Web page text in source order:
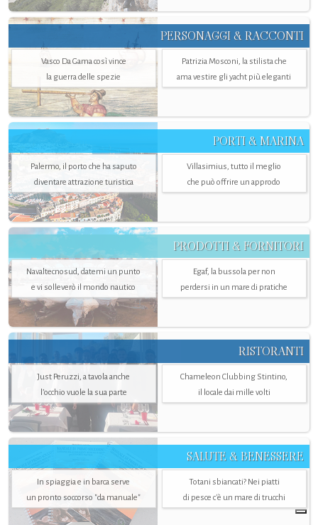
PERSONAGGI & RACCONTI
Vasco Da Gama così vince
la guerra delle spezie
Patrizia Mosconi, la stilista che
ama vestire gli yacht più eleganti
PORTI & MARINA
Palermo, il porto che ha saputo
diventare attrazione turistica
Villasimius, tutto il meglio
che può offrire un approdo
PRODOTTI & FORNITORI
Navaltecnosud, datemi un punto
e vi solleverò il mondo nautico
Egaf, la bussola per non
perdersi in un mare di pratiche
RISTORANTI
Just Peruzzi, a tavola anche
l’occhio vuole la sua parte
Chameleon Clubbing Stintino,
il locale dai mille volti
SALUTE & BENESSERE
In spiaggia e in barca serve
un pronto soccorso "da manuale"
Totani sbiancati? Nei piatti
di pesce c'è un mare di trucchi